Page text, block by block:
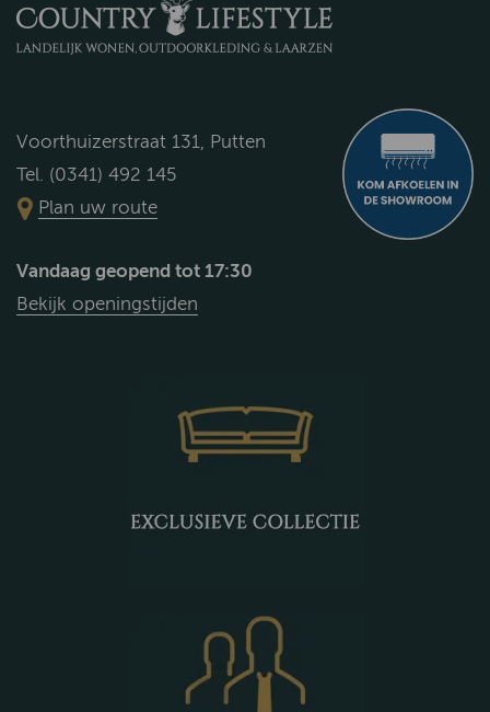
Voorthuizerstraat 131, Putten
Tel. (0341) 492 145
Plan uw route
Vandaag geopend tot 17:30
Bekijk openingstijden